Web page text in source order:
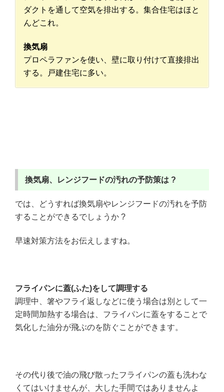
ダクトを通して空気を排出する。集合住宅はほと
んどこれ。
換気扇
プロペラファンを使い、壁に取り付けて直接排出
する。戸建住宅に多い。
換気扇、レンジフードの汚れの予防策は ?
では、どうすれば換気扇やレンジフードの汚れを予防
することができるでしょうか ?
早速対策方法をお伝えしますね。
フライパンに蓋(ふた)をして調理する
調理中、箸やフライ返しなどに使う場合は別として一
定時間加熱する場合は、フライパンに蓋をすることで
気化した油分が飛ぶのを防ぐことができます。
その代り後で油の飛び散ったフライパンの蓋も洗わな
くてはいけませんが、大した手間ではありませんよ